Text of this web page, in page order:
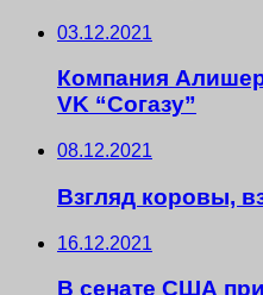
03.12.2021
Компания
VK “Согазу”
08.12.2021
Взгляд коровы,
16.12.2021
В сенате США